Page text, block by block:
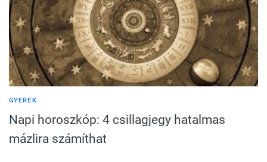
GYEREK
Napi horoszkóp: 4 csillagjegy hatalmas
mázlira számíthat